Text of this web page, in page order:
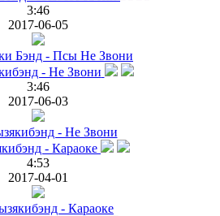
3:46
2017-06-05
Бэнд - Псы Не Звони
3:46
2017-06-03
- Не Звони
4:53
2017-04-01
- Караоке